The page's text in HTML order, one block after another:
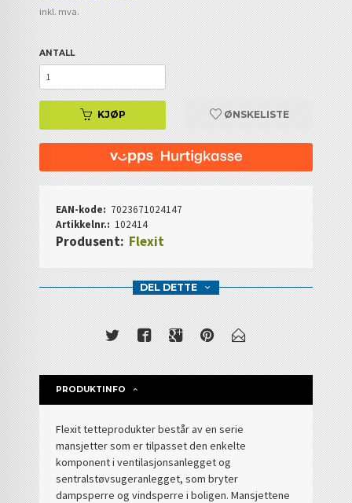
inkl. mva.
ANTALL
KJØP ØNSKELISTE
EAN-kode: 7023671024147
Artikkelnr.: 102414
Produsent: Flexit
DEL DETTE
PRODUKTINFO
Flexit tetteprodukter består av en serie
mansjetter som er tilpasset den enkelte
komponent i ventilasjonsanlegget og
sentralstøvsugeranlegget, som bryter
dampsperre og vindsperre i boligen. Mansjettene